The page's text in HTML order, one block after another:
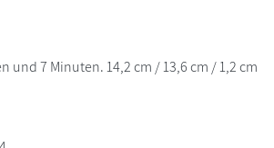
und 7 Minuten. 14,2 cm / 13,6 cm / 1,2 cm